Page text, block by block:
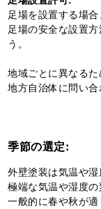
足場を設置する場
足場の安全な設置
う。
地域ごとに異なる
地方自治体に問い合
季節の選定:
外壁塗装は気温や湿
極端な気温や湿度の
一般的に春や秋が適